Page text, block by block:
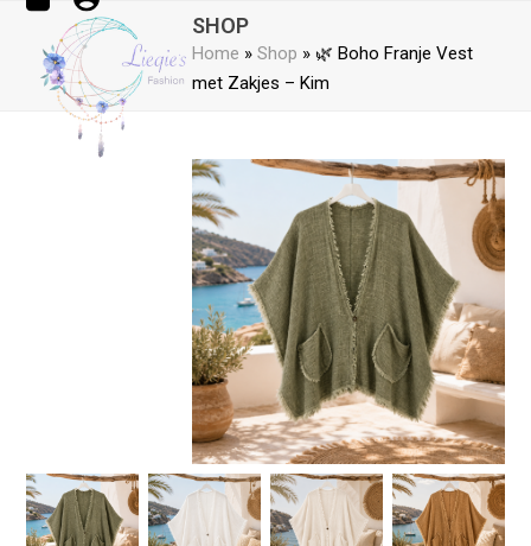
Skip
content
mobile
menu
mobile
menu
SHOP
Home »Shop » 🌿 Boho Franje Vest
met Zakjes – Kim